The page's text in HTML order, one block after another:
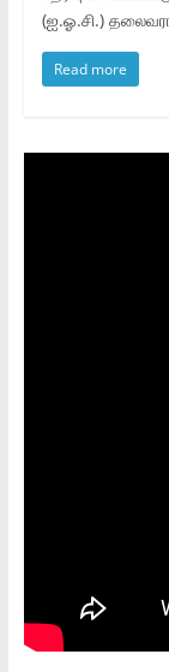
(ஐ.ஓ.சி.)
Read more